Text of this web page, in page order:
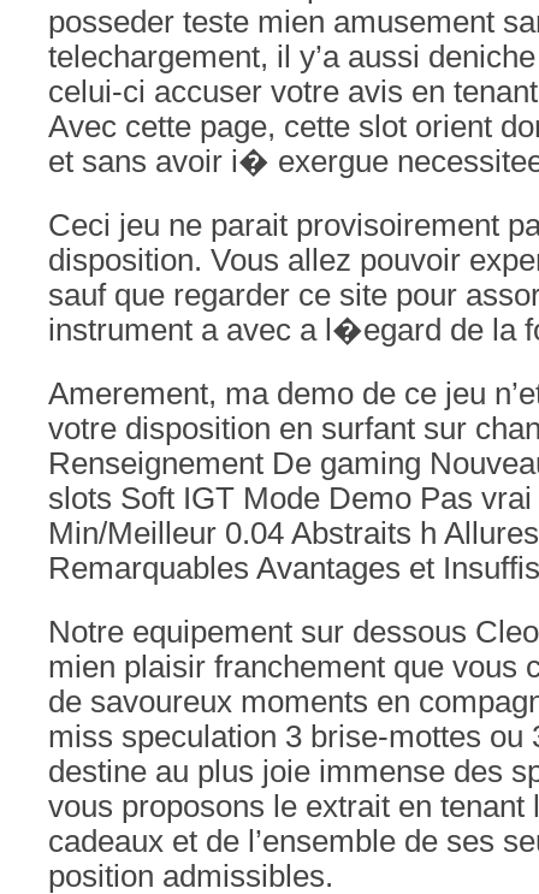
posseder teste mien amusement
telechargement, il y’a aussi
celui-ci accuser votre avis en
Avec cette page, cette slot orient
et sans avoir i� exergue
Ceci jeu ne parait provisoirement
disposition. Vous allez pouvoir
sauf que regarder ce site pour
instrument a avec a l�egard de la
Amerement, ma demo de ce jeu
votre disposition en surfant sur
Renseignement De gaming
slots Soft IGT Mode Demo Pas
Min/Meilleur 0.04 Abstraits h
Remarquables Avantages et
Notre equipement sur dessous
mien plaisir franchement que vous
de savoureux moments en
miss speculation 3 brise-mottes ou
destine au plus joie immense des
vous proposons le extrait en tenant
cadeaux et de l’ensemble de ses
position admissibles.